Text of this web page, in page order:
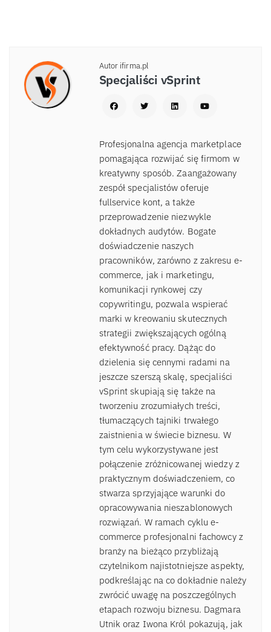
Autor ifirma.pl
Specjaliści vSprint
Profesjonalna agencja marketplace
pomagająca rozwijać się firmom w
kreatywny sposób. Zaangażowany
zespół specjalistów oferuje
fullservice kont, a także
przeprowadzenie niezwykle
dokładnych audytów. Bogate
doświadczenie naszych
pracowników, zarówno z zakresu e-
commerce, jak i marketingu,
komunikacji rynkowej czy
copywritingu, pozwala wspierać
marki w kreowaniu skutecznych
strategii zwiększających ogólną
efektywność pracy. Dążąc do
dzielenia się cennymi radami na
jeszcze szerszą skalę, specjaliści
vSprint skupiają się także na
tworzeniu zrozumiałych treści,
tłumaczących tajniki trwałego
zaistnienia w świecie biznesu. W
tym celu wykorzystywane jest
połączenie zróżnicowanej wiedzy z
praktycznym doświadczeniem, co
stwarza sprzyjające warunki do
opracowywania nieszablonowych
rozwiązań. W ramach cyklu e-
commerce profesjonalni fachowcy z
branży na bieżąco przybliżają
czytelnikom najistotniejsze aspekty,
podkreślając na co dokładnie należy
zwrócić uwagę na poszczególnych
etapach rozwoju biznesu. Dagmara
Utnik oraz Iwona Król pokazują, jak